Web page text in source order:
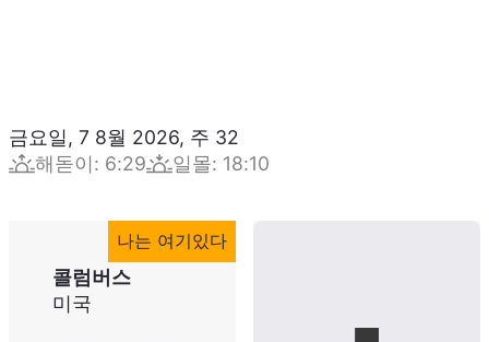
금요일, 7 8월 2026, 주 32
해돋이: 6:29 일몰: 18:10
나는 여기있다
콜럼버스
미국